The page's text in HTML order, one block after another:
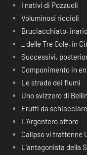
I nativi di Pozzuoli
Voluminosi riccioli
Bruciacchiato,
_ delle Tre Gole, in
Successivi,
Componimento in
Le strade dei fiumi
Uno svizzero di
Frutti da schiacciare
L’Argentero attore
Calipso vi trattenne
L’antagonista della